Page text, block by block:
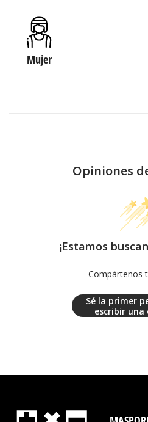
Mujer
Opiniones
¡Estamos
Compártenos
Sé la primer
escribir una